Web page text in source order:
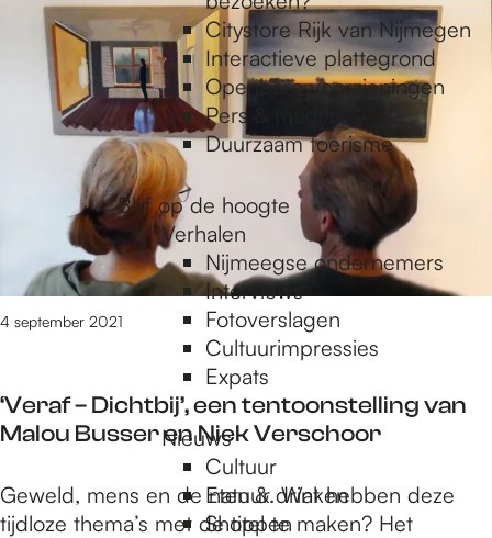
Citystore Rijk van Nijmegen
Interactieve plattegrond
Openbare voorzieningen
Pers & media
Duurzaam toerisme
Blijf op de hoogte
Verhalen
Nijmeegse ondernemers
Interviews
Fotoverslagen
Cultuurimpressies
Expats
Nieuws
Cultuur
Eten & drinken
Shoppen
v
1
1
9
r
‘Veraf – Dichtbij’, een tentoonstelling van
Malou Busser en Niek Verschoor
4 september 2021
‘
V
Geweld, mens en de natuur. Wat hebben deze
tijdloze thema’s met de titel te maken? Het